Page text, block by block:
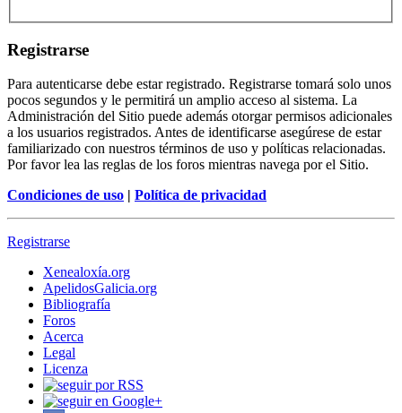
Registrarse
Para autenticarse debe estar registrado. Registrarse tomará solo unos
pocos segundos y le permitirá un amplio acceso al sistema. La
Administración del Sitio puede además otorgar permisos adicionales
a los usuarios registrados. Antes de identificarse asegúrese de estar
familiarizado con nuestros términos de uso y políticas relacionadas.
Por favor lea las reglas de los foros mientras navega por el Sitio.
Condiciones de uso | Política de privacidad
Registrarse
Xenealoxía.org
ApelidosGalicia.org
Bibliografía
Foros
Acerca
Legal
Licenza